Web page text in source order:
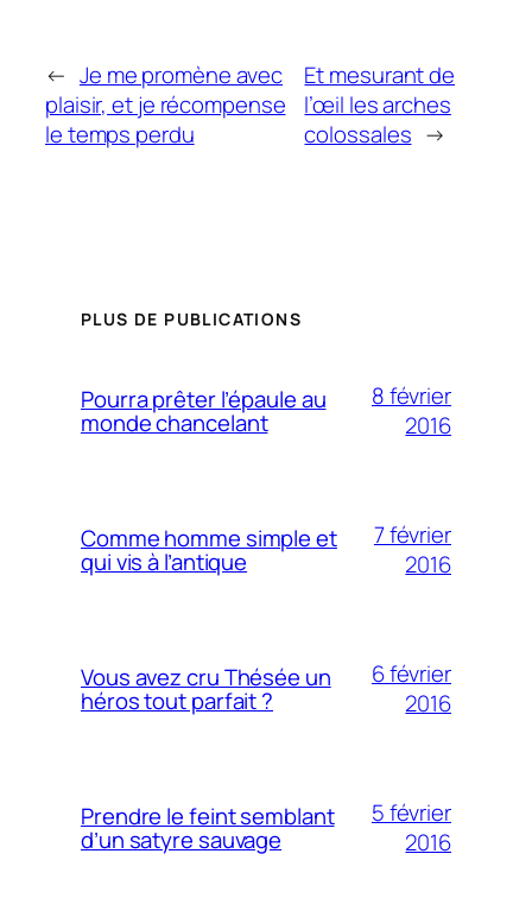
← Je me promène avec
plaisir, et je récompense
le temps perdu
Et mesurant de
l’œil les arches
colossales →
PLUS DE PUBLICATIONS
Pourra prêter l’épaule au
monde chancelant
8 février
2016
Comme homme simple et
qui vis à l’antique
7 février
2016
Vous avez cru Thésée un
héros tout parfait ?
6 février
2016
Prendre le feint semblant
d’un satyre sauvage
5 février
2016